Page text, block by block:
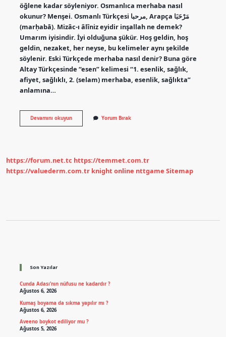
öğlene kadar söyleniyor. Osmanlıca merhaba nasıl
okunur? Menşei. Osmanlı Türkçesi مرحبا‎, Arapça مَرْحَبَا‎
(marḥabā). Mizâc-ı âlîniz eyidir inşallah ne demek?
Umarım iyisindir. İyi olduğuna şükür. Hoş geldin, hoş
geldin, nezaket, her neyse, bu kelimeler aynı şekilde
söylenir. Eski Türkçede merhaba nasıl denir? Buna göre
Altay Türkçesinde “esen” kelimesi “1. esenlik, sağlık,
afiyet, sağlıklı, 2. (selam) merhaba, esenlik, sağlıkta”
anlamına…
Devamını okuyunOsmanlıca
Nasılsın
Yorum Bırak
https://forum.net.tc https://temmet.com.tr
https://valuederm.com.tr knight online nttgame Sitemap
Son Yazılar
Cunda Adası’nın nüfusu ne kadardır ?
Ağustos 6, 2026
Kumaş boyama da sıkma yapılır mı ?
Ağustos 6, 2026
Aveeno boykot ediliyor mu ?
Ağustos 5, 2026